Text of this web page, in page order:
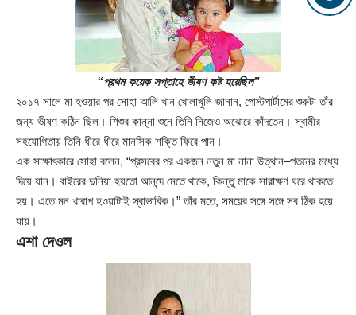
“প্রথম কয়েক সপ্তাহে ভীষণ কষ্ট হয়েছিল”
২০১৭ সালে মা হওয়ার পর সোহা আলি খান খোলাখুলি জানান, পোস্টপার্টামের শুরুটা তাঁর
জন্য ভীষণ কঠিন ছিল। শিশুর কান্না শুনে তিনি নিজেও অঝোরে কাঁদতেন। স্বামীর
সহযোগিতায় তিনি ধীরে ধীরে মানসিক শক্তি ফিরে পান।
এক সাক্ষাৎকারে সোহা বলেন, “প্রসবের পর একজন নতুন মা নানা উত্থান–পতনের মধ্যে
দিয়ে যান। বাইরের দুনিয়া হয়তো আনন্দে মেতে থাকে, কিন্তু মাকে সারাক্ষণ ঘরে থাকতে
হয়। এতে মন খারাপ হওয়াটাই স্বাভাবিক।” তাঁর মতে, সময়ের সঙ্গে সঙ্গে সব ঠিক হয়ে
যায়।
এশা দেওল